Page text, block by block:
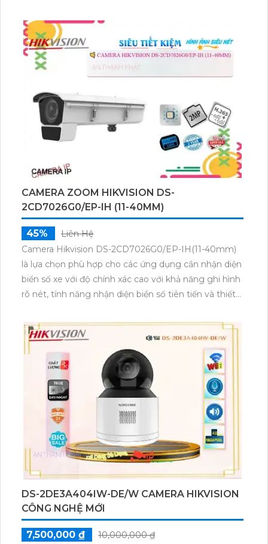
CAMERA ZOOM HIKVISION DS-
2CD7026G0/EP-IH (11-40MM)
45%
Liên Hệ
Camera Hikvision DS-2CD7026G0/EP-IH(11-40mm)
là lựa chọn phù hợp cho các ứng dụng cần nhận diện
biển số xe với độ chính xác cao với khả năng ghi hình
rõ nét, tính năng nhận diện biển số tiên tiến và thiết
hệ thống giám sát và quản lý giao thông. Camera IP
DS-2CD7026G0/EP-IH (11-40mm) là sự lựa chọn
hoàn hảo với thiết kế hiện đại, giá phải chăng và chất
lượng hình ảnh sắc nét. Với công nghệ IP tiên tiến,
sản phẩm này đảm bảo sự an toàn và linh hoạt cho
hệ thống giám sát của bạn.
DS-2DE3A404IW-DE/W CAMERA HIKVISION
CÔNG NGHỆ MỚI
7,500,000 ₫
10,000,000 ₫